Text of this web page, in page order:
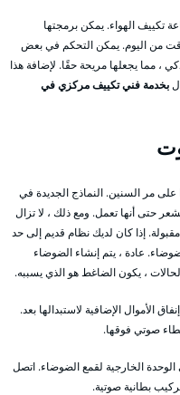
تكييف الهواء. يمكن برمجتها
من اليوم. يمكن التحكم في بعض
، مما يجعلها مريحة حقًا. لإضافة هذا
بخدمة فني تكييف مركزي في
مر السنين. النماذج الجديدة في
حتى أنها تعمل. ومع ذلك ، لا تزال
إذا كان لديك نظام قديم إلى حد
عادة ، يتم إنشاء الضوضاء
، يكون الضاغط هو الذي يسببه.
الأموال الإضافية لاستبدالها بعد.
صوتي فوقها.
الخارجية لقمع الضوضاء. اتصل
بطانية صوتية.